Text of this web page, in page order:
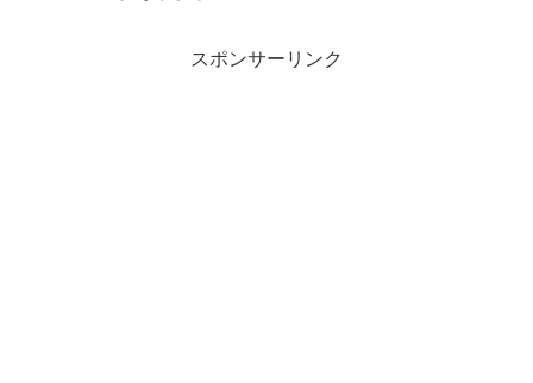
スポンサーリンク